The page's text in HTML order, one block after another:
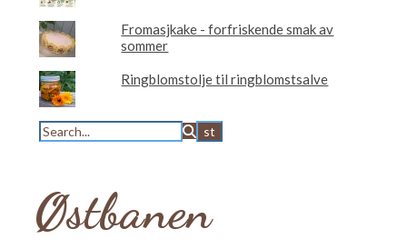
Fromasjkake - forfriskende smak av
sommer
Ringblomstolje til ringblomstsalve
Østbanen